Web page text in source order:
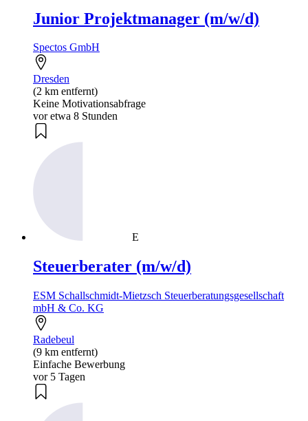
Junior Projektmanager (m/w/d)
Spectos GmbH
Dresden
(2 km entfernt)
Keine Motivationsabfrage
vor etwa 8 Stunden
E
Steuerberater (m/w/d)
ESM Schallschmidt-Mietzsch Steuerberatungsgesellschaft
mbH & Co. KG
Radebeul
(9 km entfernt)
Einfache Bewerbung
vor 5 Tagen